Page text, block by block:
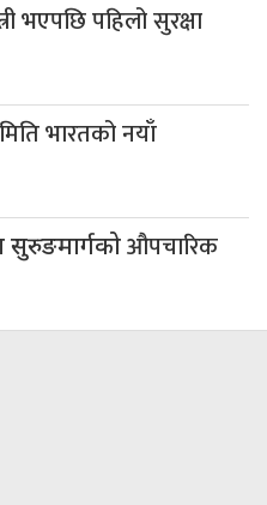
भएपछि पहिलो सुरक्षा
भारतको नयाँ
सुरुङमार्गकोऔपचारिक